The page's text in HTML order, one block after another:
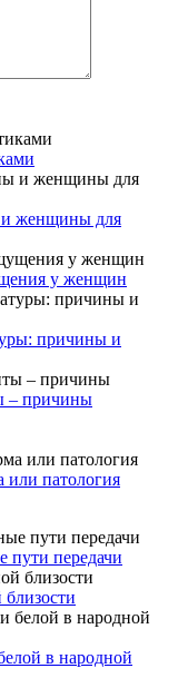
и женщины для
у женщин
причины и
– причины
патология
пути передачи
в народной